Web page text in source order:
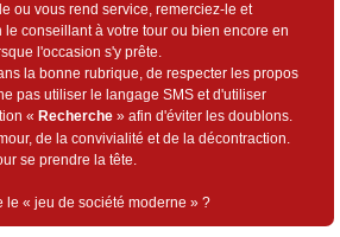
ou vous rend service, remerciez-le et
conseillant à votre tour ou bien encore en
l'occasion s'y prête.
la bonne rubrique, de respecter les propos
pas utiliser le langage SMS et d'utiliser
« Recherche » afin d'éviter les doublons.
de la convivialité et de la décontraction.
se prendre la tête.
le « jeu de société moderne » ?